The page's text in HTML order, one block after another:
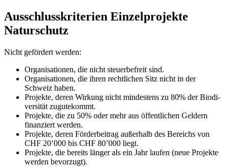
Ausschlusskriterien Einzelprojekte
Naturschutz
Nicht geför­dert wer­den:
Orga­ni­sa­tio­nen, die nicht steu­er­be­freit sind.
Orga­ni­sa­tio­nen, die ihren recht­li­chen Sitz nicht in der
Schweiz haben.
Pro­jekte, deren Wir­kung nicht min­des­tens zu 80% der Bio­di­
ver­si­tät zugu­te­kommt.
Pro­jekte, die zu 50% oder mehr aus öffent­li­chen Gel­dern
finan­ziert wer­den.
Pro­jekte, deren För­der­bei­trag außer­halb des Bereichs von
CHF 20’000 bis CHF 80’000 liegt.
Pro­jekte, die bereits län­ger als ein Jahr lau­fen (neue Pro­jekte
wer­den bevor­zugt).